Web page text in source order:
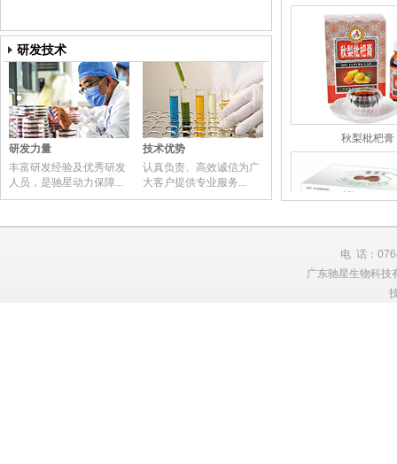
研发技术
研发力量
丰富研发经验及优秀研发
人员，是驰星动力保障...
技术优势
认真负责、高效诚信为广
大客户提供专业服务...
大发果固体
电 话：
广东驰星生物科